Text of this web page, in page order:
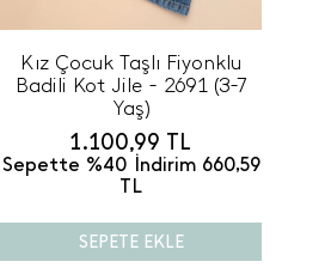
Kız Çocuk Taşlı Fiyonklu
Badili Kot Jile - 2691 (3-7
Yaş)
1.100,99 TL
Sepette %40 İndirim 660,59
TL
SEPETE EKLE